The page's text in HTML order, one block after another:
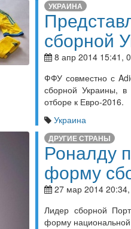
УКРАИНА
сборной
8 апр 2014 15:41, 0
ФФУ совместно с
сборной Украины, в
отборе к Евро-2016.
Украина
ДРУГИЕ СТРАНЫ
Роналду
форму
27 мар 2014
Лидер сборной
форму